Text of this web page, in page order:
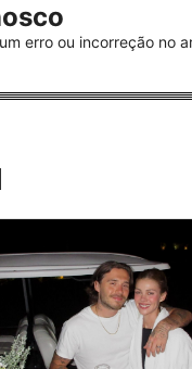
erro ou incorreção no